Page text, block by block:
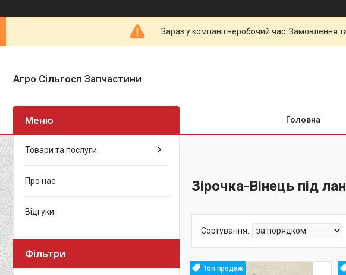
Зараз у компанії неробочий час. Замовлення
Агро Сільгосп Запчастини
Головна
Зірочка-Вінець під
Топ продаж
Товари та послуги
Про нас
Відгуки
Фільтри